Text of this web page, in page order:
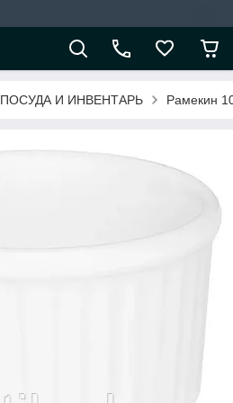
ПОСУДА И ИНВЕНТАРЬ Рамекин